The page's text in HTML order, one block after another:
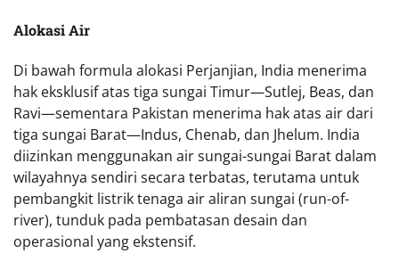
Alokasi Air
Di bawah formula alokasi Perjanjian, India menerima
hak eksklusif atas tiga sungai Timur—Sutlej, Beas, dan
Ravi—sementara Pakistan menerima hak atas air dari
tiga sungai Barat—Indus, Chenab, dan Jhelum. India
diizinkan menggunakan air sungai-sungai Barat dalam
wilayahnya sendiri secara terbatas, terutama untuk
pembangkit listrik tenaga air aliran sungai (run-of-
river), tunduk pada pembatasan desain dan
operasional yang ekstensif.